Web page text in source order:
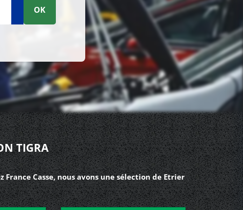
OK
TIGRA
Casse, nous avons une sélection de Etrier